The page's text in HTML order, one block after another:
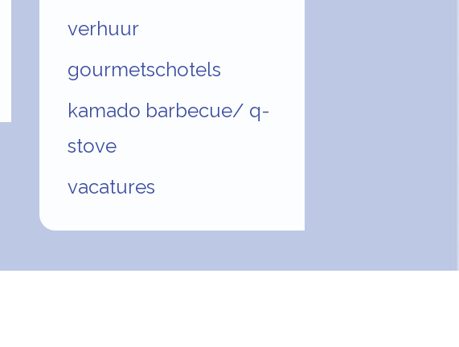
verhuur
gourmetschotels
kamado barbecue/ q-
stove
vacatures